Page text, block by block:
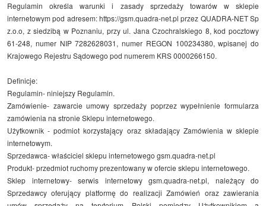
Regulamin określa warunki i zasady sprzedaży towarów w sklepie
internetowym pod adresem:https://gsm.quadra-net.plprzez QUADRA-NET Sp
z.o.o, z siedzibą w Poznaniu, przy ul. Jana Czochralskiego 8, kod pocztowy
61-248, numer NIP 7282628031, numer REGON 100234380, wpisanej do
Krajowego Rejestru Sądowego pod numerem KRS 0000266150.
Definicje:
Regulamin- niniejszy Regulamin.
Zamówienie- zawarcie umowy sprzedaży poprzez wypełnienie formularza
zamówienia na stronie Sklepu internetowego.
Użytkownik - podmiot korzystający oraz składający Zamówienia w sklepie
internetowym.
Sprzedawca- właściciel sklepu internetowego gsm.quadra-net.pl
Produkt- przedmiot ruchomy prezentowany w ofercie sklepu internetowego.
Sklep internetowy- serwis internetowy gsm.quadra-net.pl, należący do
Sprzedawcy oferujący platformę do realizacji Zamówień oraz zawierania